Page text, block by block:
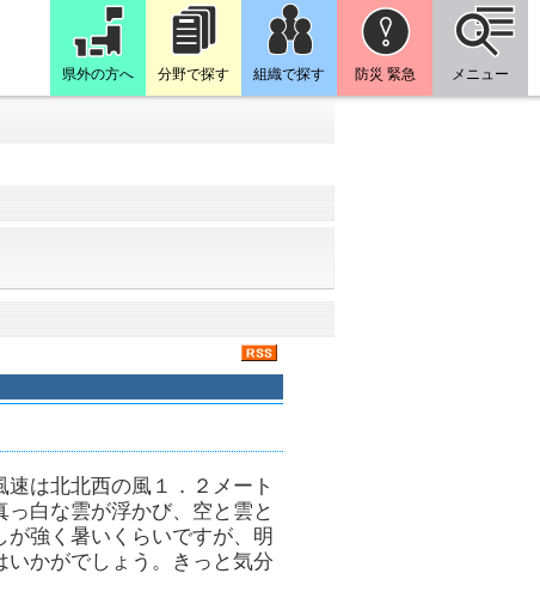
県外の方へ 分野で探す 組織で探す 防災 緊急 メニュー
は北北西の風１．２メート
白な雲が浮かび、空と雲と
強く暑いくらいですが、明
いかがでしょう。きっと気分